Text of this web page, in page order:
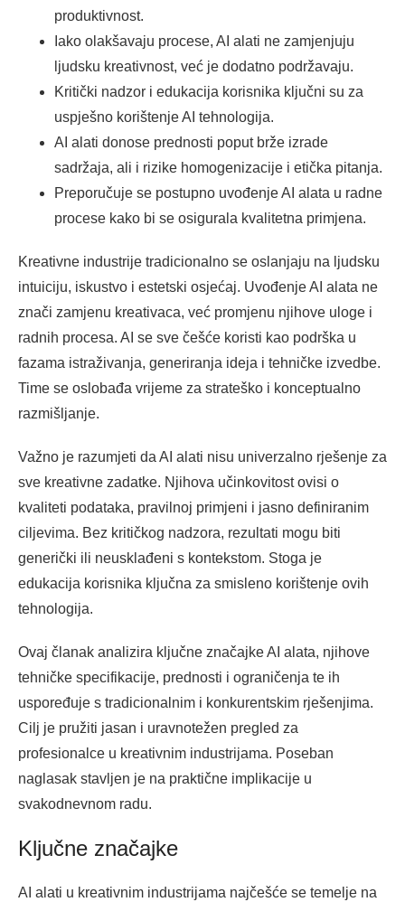
produktivnost.
Iako olakšavaju procese, AI alati ne zamjenjuju
ljudsku kreativnost, već je dodatno podržavaju.
Kritički nadzor i edukacija korisnika ključni su za
uspješno korištenje AI tehnologija.
AI alati donose prednosti poput brže izrade
sadržaja, ali i rizike homogenizacije i etička pitanja.
Preporučuje se postupno uvođenje AI alata u radne
procese kako bi se osigurala kvalitetna primjena.
Kreativne industrije tradicionalno se oslanjaju na ljudsku
intuiciju, iskustvo i estetski osjećaj. Uvođenje AI alata ne
znači zamjenu kreativaca, već promjenu njihove uloge i
radnih procesa. AI se sve češće koristi kao podrška u
fazama istraživanja, generiranja ideja i tehničke izvedbe.
Time se oslobađa vrijeme za strateško i konceptualno
razmišljanje.
Važno je razumjeti da AI alati nisu univerzalno rješenje za
sve kreativne zadatke. Njihova učinkovitost ovisi o
kvaliteti podataka, pravilnoj primjeni i jasno definiranim
ciljevima. Bez kritičkog nadzora, rezultati mogu biti
generički ili neusklađeni s kontekstom. Stoga je
edukacija korisnika ključna za smisleno korištenje ovih
tehnologija.
Ovaj članak analizira ključne značajke AI alata, njihove
tehničke specifikacije, prednosti i ograničenja te ih
uspoređuje s tradicionalnim i konkurentskim rješenjima.
Cilj je pružiti jasan i uravnotežen pregled za
profesionalce u kreativnim industrijama. Poseban
naglasak stavljen je na praktične implikacije u
svakodnevnom radu.
Ključne značajke
AI alati u kreativnim industrijama najčešće se temelje na